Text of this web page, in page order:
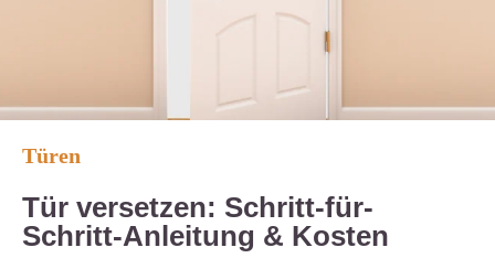
Türen
Tür versetzen: Schritt-für-
Schritt-Anleitung & Kosten